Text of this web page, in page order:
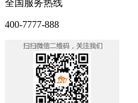
全国服务热线
400-7777-888